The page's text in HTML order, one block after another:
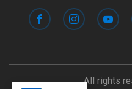
All rights